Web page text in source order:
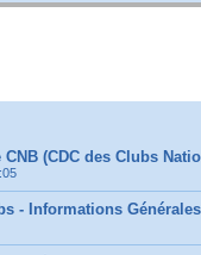
(CDC des Clubs
- Informations